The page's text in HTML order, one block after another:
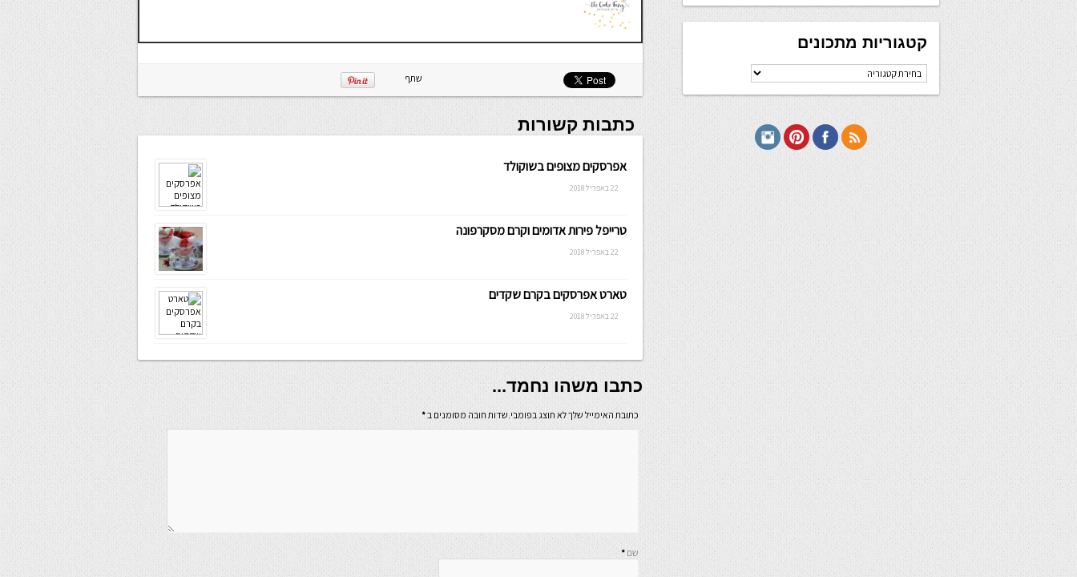
שתף
כתבות קשורות
אפרסקים מצופים בשוקולד
22 באפריל 2018
טרייפל פירות אדומים וקרם מסקרפונה
22 באפריל 2018
טארט אפרסקים בקרם שקדים
22 באפריל 2018
כתבו משהו נחמד...
כתובת האימייל שלך לא תוצג בפומבי.שדות חובה מסומנים ב*
שם *
קטגוריות מתכונים
קטגוריות
מתכונים